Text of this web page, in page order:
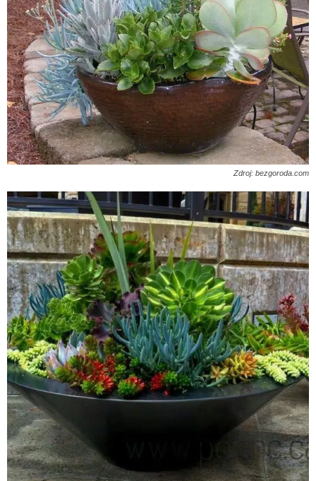
Zdroj: bezgoroda.com